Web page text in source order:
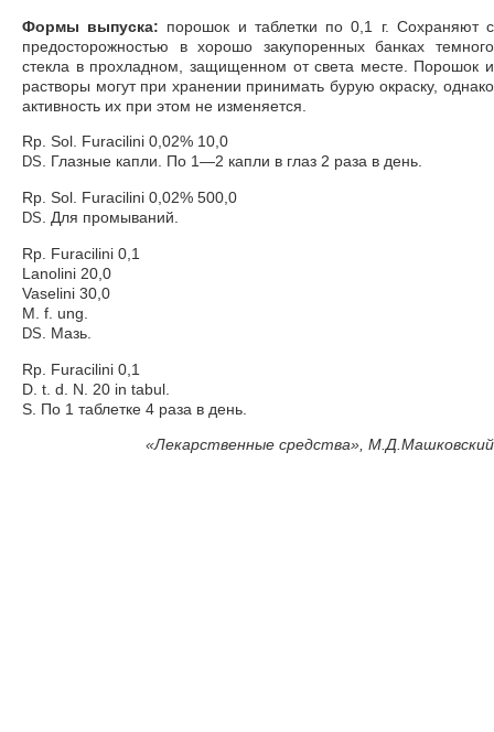
Формы выпуска: порошок и таблетки по 0,1 г. Сохраняют с
предосторожностью в хорошо закупоренных банках темного
стекла в прохладном, защищенном от света месте. Порошок и
растворы могут при хранении принимать бурую окраску, однако
активность их при этом не изменяется.
Rp. Sol. Furacilini 0,02% 10,0
DS . Глазные капли. По 1—2 капли в глаз 2 раза в день.
Rp. Sol. Furacilini 0,02% 500,0
DS . Для промываний.
Rp. Furacilini 0,1
Lanolini 20,0
Vaselini 30,0
M. f. ung.
DS . Мазь.
Rp. Furacilini 0,1
D. t. d. N. 20 in tabul.
S. По 1 таблетке 4 раза в день.
«Лекарственные средства», М.Д.Машковский